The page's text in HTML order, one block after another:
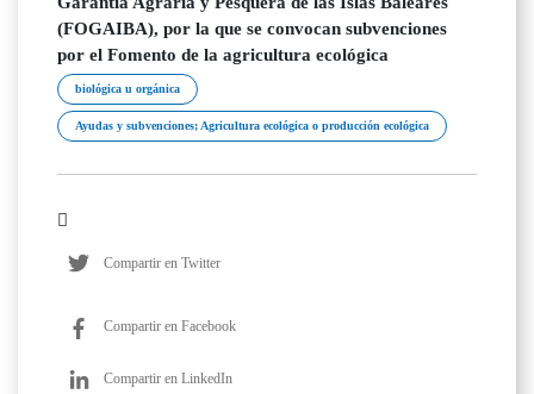
(FOGAIBA), por la que se convocan subvenciones
por el Fomento de la agricultura ecológica
biológica u orgánica
Ayudas y subvenciones; Agricultura ecológica o producción ecológica
Compartir en Twitter
Compartir en Facebook
Compartir en LinkedIn